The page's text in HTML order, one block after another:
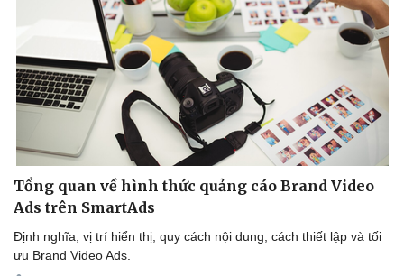
Kinh tế
Bất động sản
Khởi nghiệp
Giá vàng
Tổng quan về hình thức quảng cáo Brand Video
Ads trên SmartAds
Định nghĩa, vị trí hiển thị, quy cách nội dung, cách thiết lập và tối
ưu Brand Video Ads.